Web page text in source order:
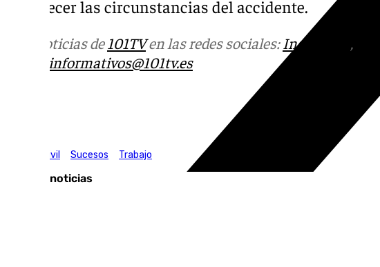
esclarecer las circunstancias del accidente.
Más noticias de101TVen las redes sociales:Instagram ,
informativos@101tv.es
Guardia Civil
Sucesos Trabajo
Últimas noticias